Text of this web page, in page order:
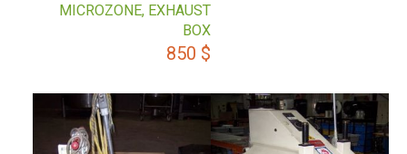
MICROZONE, EXHAUST
BOX
850 $